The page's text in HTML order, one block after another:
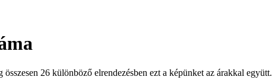
26 különböző elrendezésben ezt a képünket az árakkal együtt.